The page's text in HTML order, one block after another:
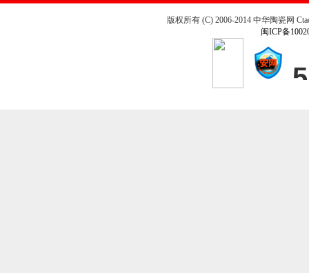
版权所有 (C) 2006-2014 中华陶瓷网
闽ICP备